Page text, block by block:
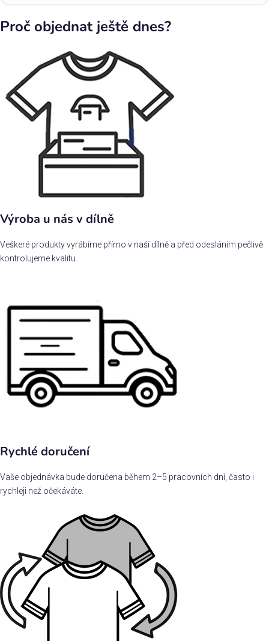
Proč objednat ještě dnes?
Výroba u nás v dílně
Veškeré produkty vyrábíme přímo v naší dílně a před odesláním pečlivě
kontrolujeme kvalitu.
Rychlé doručení
Vaše objednávka bude doručena během 2–5 pracovních dní, často i
rychleji než očekáváte.